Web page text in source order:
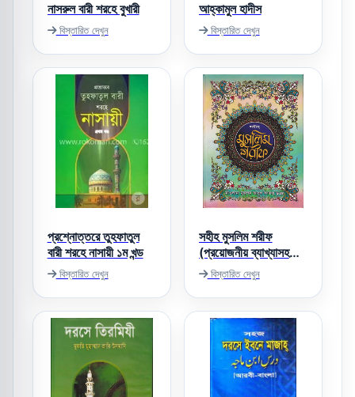
নাসরুল বারী শরহে বুখারী
বিস্তারিত দেখুন
আহ্‌কামুল হাদীস
বিস্তারিত দেখুন
প্রশ্নোত্তরে তুহফাতুল
বারী শরহে নাসায়ী ১ম খন্ড
বিস্তারিত দেখুন
সহীহ মুসলিম শরীফ
(প্রয়োজনীয় ব্যাখ্যাসহ
বঙ্গানুবাদ)
বিস্তারিত দেখুন